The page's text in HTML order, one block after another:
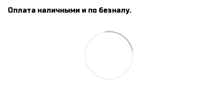
Оплата наличными и по безналу.